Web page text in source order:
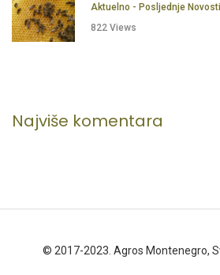
Aktuelno - Posljednje Novosti
822 Views
Najviše komentara
© 2017-2023. Agros Montenegro,